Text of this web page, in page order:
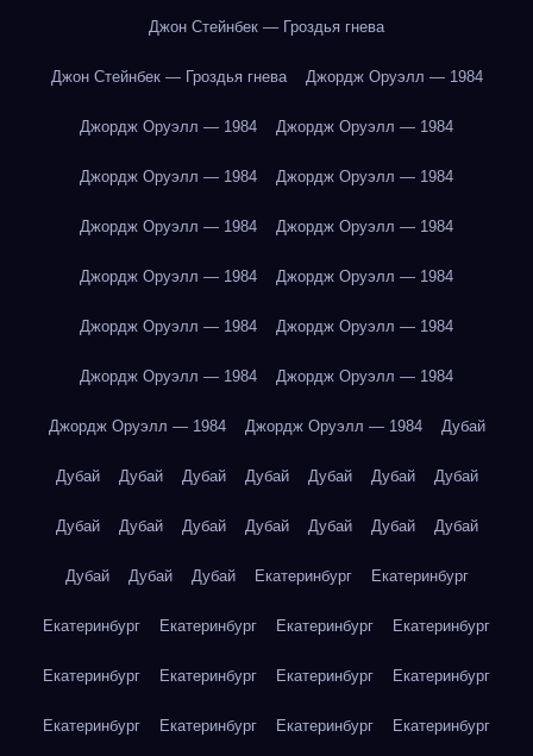
Джон Стейнбек — Гроздья гнева
Джон Стейнбек — Гроздья гнева Джордж Оруэлл — 1984
Джордж Оруэлл — 1984 Джордж Оруэлл — 1984
Джордж Оруэлл — 1984 Джордж Оруэлл — 1984
Джордж Оруэлл — 1984 Джордж Оруэлл — 1984
Джордж Оруэлл — 1984 Джордж Оруэлл — 1984
Джордж Оруэлл — 1984 Джордж Оруэлл — 1984
Джордж Оруэлл — 1984 Джордж Оруэлл — 1984
Джордж Оруэлл — 1984 Джордж Оруэлл — 1984 Дубай
Дубай Дубай Дубай Дубай Дубай Дубай Дубай
Дубай Дубай Дубай Дубай Дубай Дубай Дубай
Дубай Дубай Дубай Екатеринбург Екатеринбург
Екатеринбург Екатеринбург Екатеринбург Екатеринбург
Екатеринбург Екатеринбург Екатеринбург Екатеринбург
Екатеринбург Екатеринбург Екатеринбург Екатеринбург